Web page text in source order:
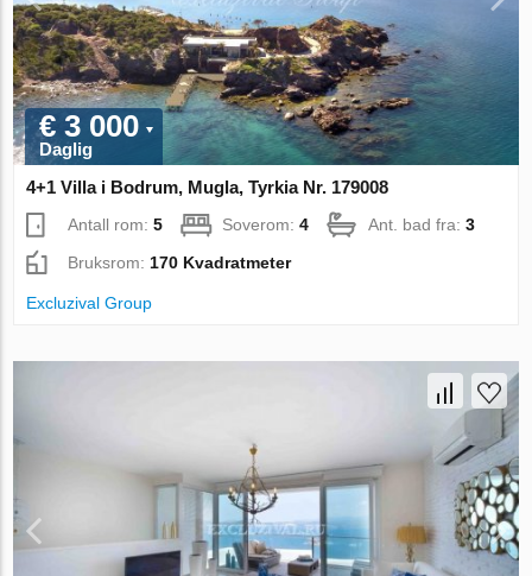
€ 3 000
Daglig
4+1 Villa i Bodrum, Mugla, Tyrkia Nr. 179008
Antall rom:5 Soverom:4 Ant. bad fra:3
Bruksrom:170 Kvadratmeter
Excluzival Group